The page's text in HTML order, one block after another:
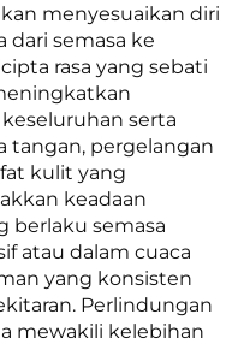
menyesuaikan diri
dari semasa ke
rasa yang sebati
serta
tangan, pergelangan
kulit yang
keadaan
berlaku semasa
atau dalam cuaca
yang konsisten
Perlindungan
mewakili kelebihan